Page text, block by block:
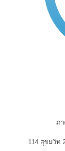
ภ
114 สุขมวิท